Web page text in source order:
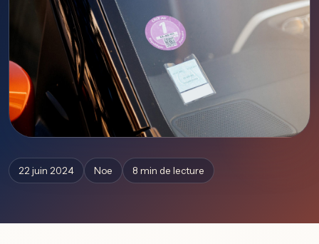
22 juin 2024 Noe 8 min de lecture